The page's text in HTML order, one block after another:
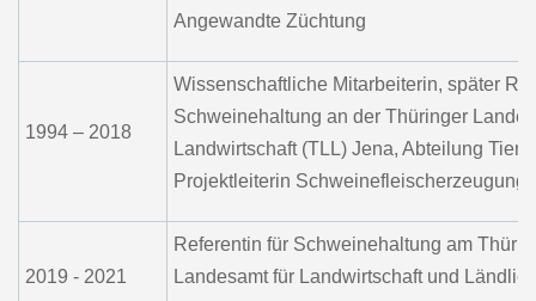
Angewandte Züchtung
1994 – 2018
Wissenschaftliche Mitarbeiterin, später
Schweinehaltung an der Thüringer
Landwirtschaft (TLL) Jena, Abteilung
Projektleiterin Schweinefleischerzeugung
2019 - 2021
Referentin für Schweinehaltung am
Landesamt für Landwirtschaft und